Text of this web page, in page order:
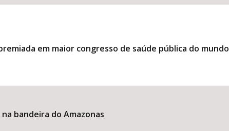
em maior congresso de saúde pública do mundo
bandeira do Amazonas